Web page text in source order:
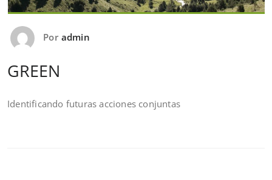
Por admin
GREEN
Identificando futuras acciones conjuntas